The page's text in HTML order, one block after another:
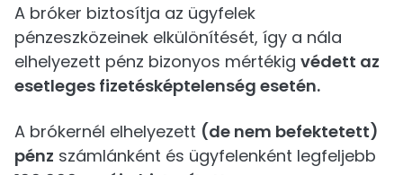
A bróker biztosítja az ügyfelek
pénzeszközeinek elkülönítését, így a nála
elhelyezett pénz bizonyos mértékig védett az
esetleges fizetésképtelenség esetén.
A brókernél elhelyezett (de nem befektetett)
pénz számlánként és ügyfelenként legfeljebb